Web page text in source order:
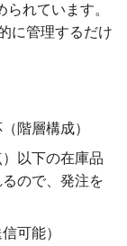
れています。
に管理するだけ
階層構成）
以下の在庫品
ので、発注を
可能）